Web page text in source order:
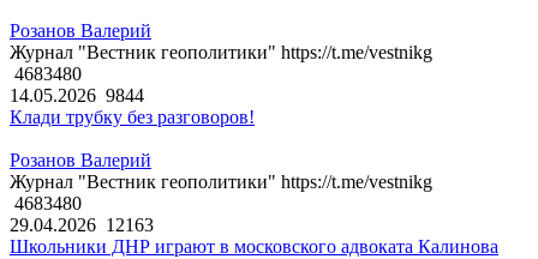
Розанов Валерий
Журнал "Вестник геополитики" https://t.me/vestnikg
4683480
14.05.2026 9844
Клади трубку без разговоров!
Розанов Валерий
Журнал "Вестник геополитики" https://t.me/vestnikg
4683480
29.04.2026 12163
Школьники ДНР играют в московского адвоката Калинова